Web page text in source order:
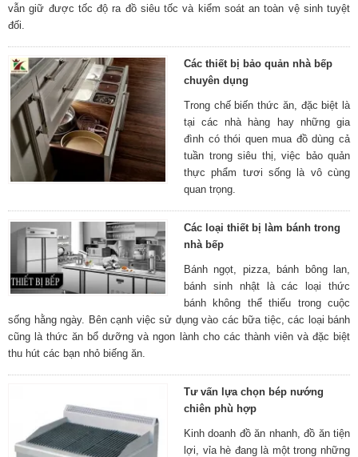
vẫn giữ được tốc độ ra đồ siêu tốc và kiểm soát an toàn vệ sinh tuyệt
đối.
Các thiết bị bảo quản nhà bếp
chuyên dụng
Trong chế biến thức ăn, đặc biệt là
tại các nhà hàng hay những gia
đình có thói quen mua đồ dùng cả
tuần trong siêu thị, việc bảo quản
thực phẩm tươi sống là vô cùng
quan trọng.
Các loại thiết bị làm bánh trong
nhà bếp
Bánh ngọt, pizza, bánh bông lan,
bánh sinh nhật là các loại thức
bánh không thể thiếu trong cuộc
sống hằng ngày. Bên cạnh việc sử dụng vào các bữa tiệc, các loại bánh
cũng là thức ăn bổ dưỡng và ngon lành cho các thành viên và đặc biệt
thu hút các bạn nhỏ biếng ăn.
Tư vấn lựa chọn bép nướng
chiên phù hợp
Kinh doanh đồ ăn nhanh, đồ ăn tiện
lợi, vỉa hè đang là một trong những